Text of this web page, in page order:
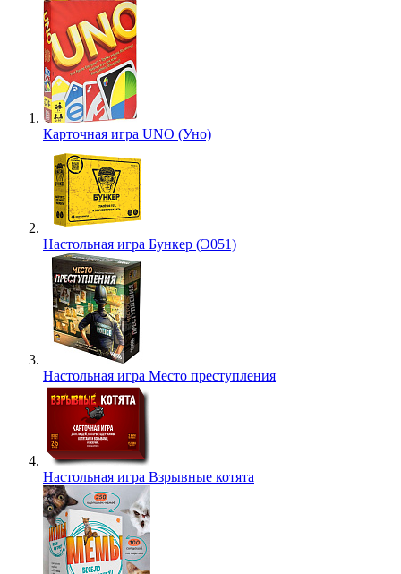
Карточная игра UNO (Уно)
Настольная игра Бункер (Э051)
Настольная игра Место преступления
Настольная игра Взрывные котята